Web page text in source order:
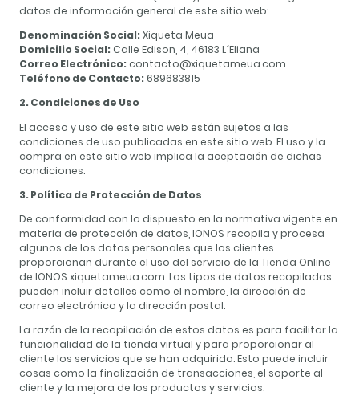
datos de información general de este sitio web:
Denominación Social: Xiqueta Meua
Domicilio Social: Calle Edison, 4, 46183 L´Eliana
Correo Electrónico: contacto@xiquetameua.com
Teléfono de Contacto: 689683815
2. Condiciones de Uso
El acceso y uso de este sitio web están sujetos a las
condiciones de uso publicadas en este sitio web. El uso y la
compra en este sitio web implica la aceptación de dichas
condiciones.
3. Política de Protección de Datos
De conformidad con lo dispuesto en la normativa vigente en
materia de protección de datos, IONOS recopila y procesa
algunos de los datos personales que los clientes
proporcionan durante el uso del servicio de la Tienda Online
de IONOS xiquetameua.com. Los tipos de datos recopilados
pueden incluir detalles como el nombre, la dirección de
correo electrónico y la dirección postal.
La razón de la recopilación de estos datos es para facilitar la
funcionalidad de la tienda virtual y para proporcionar al
cliente los servicios que se han adquirido. Esto puede incluir
cosas como la finalización de transacciones, el soporte al
cliente y la mejora de los productos y servicios.